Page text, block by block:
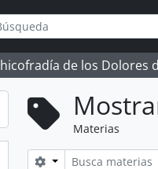
options
de los Dolores
Materias
Search options